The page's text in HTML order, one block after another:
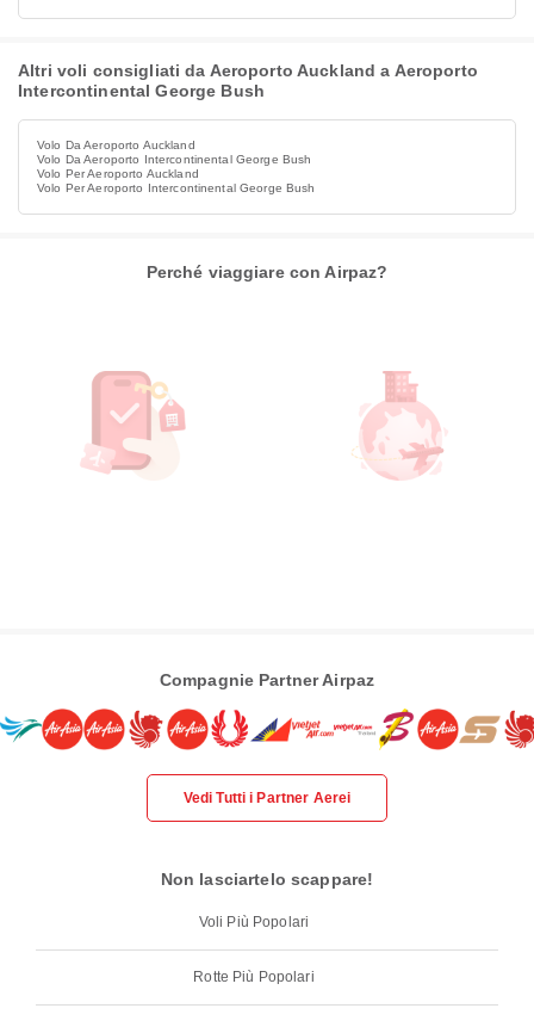
Altri voli consigliati da Aeroporto Auckland a Aeroporto
Intercontinental George Bush
Volo Da Aeroporto Auckland
Volo Da Aeroporto Intercontinental George Bush
Volo Per Aeroporto Auckland
Volo Per Aeroporto Intercontinental George Bush
Perché viaggiare con Airpaz?
Compagnie Partner Airpaz
Vedi Tutti i Partner Aerei
Non lasciartelo scappare!
Voli Più Popolari
Rotte Più Popolari